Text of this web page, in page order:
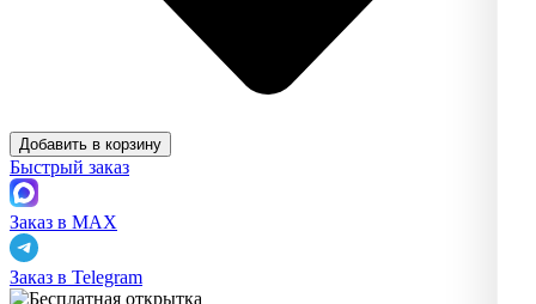
Добавить в корзину
Быстрый заказ
Заказ в MAX
Заказ в Telegram